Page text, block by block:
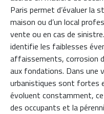
Paris permet d’évaluer la
maison ou d’un local
vente ou en cas de
identifie les faiblesses
affaissements, corrosion
aux fondations. Dans une
urbanistiques sont fortes
évoluent constamment,
des occupants et la